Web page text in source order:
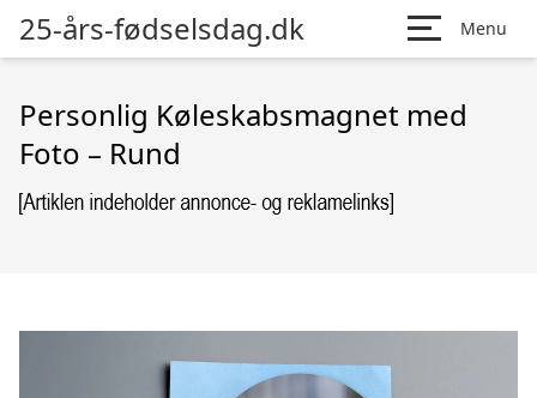
25-års-fødselsdag.dk Menu
Personlig Køleskabsmagnet med
Foto – Rund